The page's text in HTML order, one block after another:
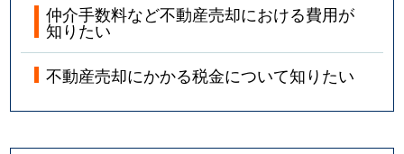
仲介手数料など不動産売却における費用が
知りたい
不動産売却にかかる税金について知りたい